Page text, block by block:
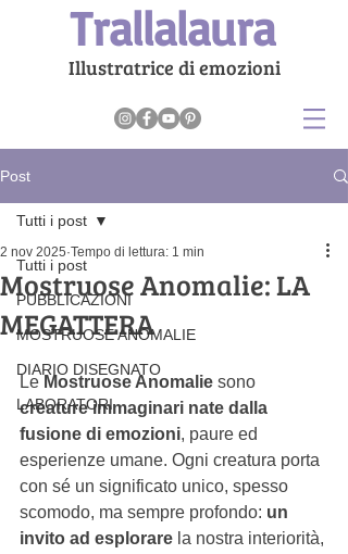
Trallalaura
Illustratrice di emozioni
Post
Tutti i post
PUBBLICAZIONI
MOSTRUOSE ANOMALIE
DIARIO DISEGNATO
LABORATORI
Tutti i post
Mostruose Anomalie: LA
MEGATTERA
2 nov 2025 Tempo di lettura: 1 min
Le Mostruose Anomalie sono
creature immaginari nate dalla
fusione di emozioni, paure ed
esperienze umane. Ogni creatura porta
con sé un significato unico, spesso
scomodo, ma sempre profondo: un
invito ad esplorare la nostra interiorità,